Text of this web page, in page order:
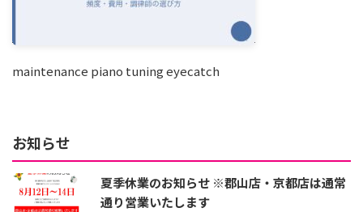
maintenance piano tuning eyecatch
お知らせ
夏季休業のお知らせ ※郡山店・京都店は通常
通り営業いたします